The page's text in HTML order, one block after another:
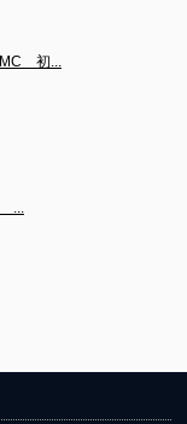
　初...
...